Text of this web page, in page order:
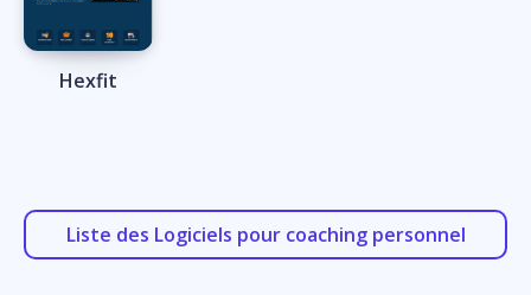
Hexfit
Liste des Logiciels pour coaching personnel